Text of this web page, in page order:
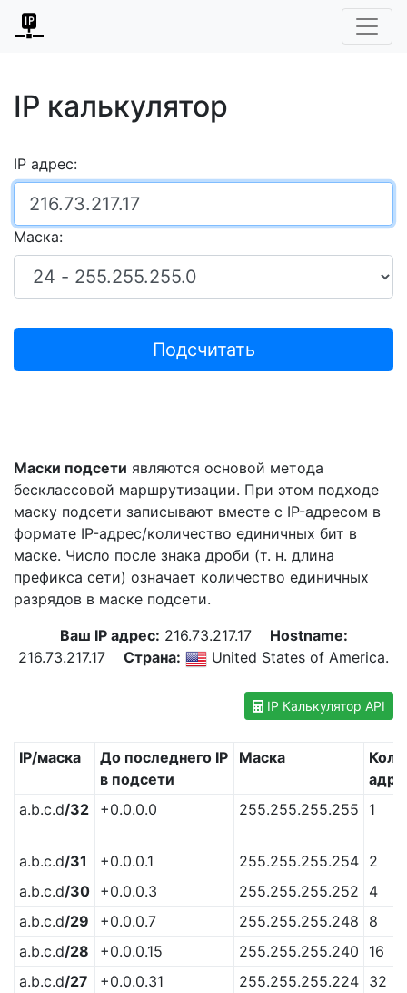
IP калькулятор
IP адрес:
Маска:
Подсчитать
Маски подсети являются основой метода
бесклассовой маршрутизации. При этом подходе
маску подсети записывают вместе с IP-адресом в
формате IP-адрес/количество единичных бит в
маске. Число после знака дроби (т. н. длина
префикса сети) означает количество единичных
разрядов в маске подсети.
Ваш IP адрес: 216.73.217.17
Hostname:
216.73.217.17
Страна: United States of America.
IP Калькулятор API
IP/маска
До последнего IP
в подсети
Маска
a.b.c.d/32 +0.0.0.0 255.255.255.255 1
a.b.c.d/31 +0.0.0.1 255.255.255.254
2
a.b.c.d/30 +0.0.0.3 255.255.255.252
4
a.b.c.d/29 +0.0.0.7 255.255.255.248
8
a.b.c.d/28 +0.0.0.15 255.255.255.240
16
a.b.c.d/27 +0.0.0.31 255.255.255.224
32